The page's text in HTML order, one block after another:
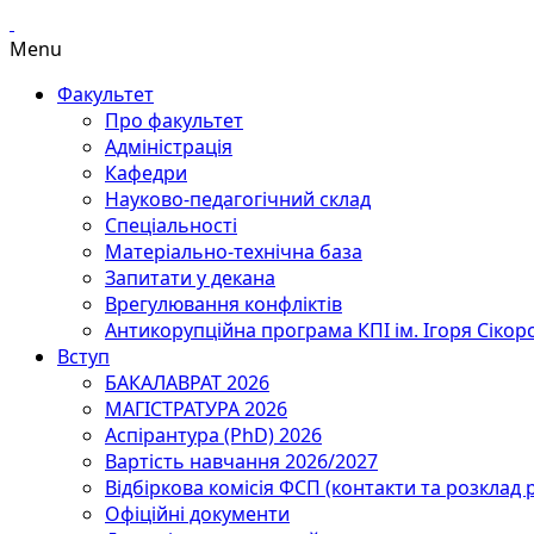
Menu
Факультет
Про факультет
Адміністрація
Кафедри
Науково-педагогічний склад
Спеціальності
Матеріально-технічна база
Запитати у декана
Врегулювання конфліктів
Антикорупційна програма КПІ ім. Ігоря
Вступ
БАКАЛАВРАТ 2026
МАГІСТРАТУРА 2026
Аспірантура (PhD) 2026
Вартість навчання 2026/2027
Відбіркова комісія ФСП (контакти та розклад
Офіційні документи